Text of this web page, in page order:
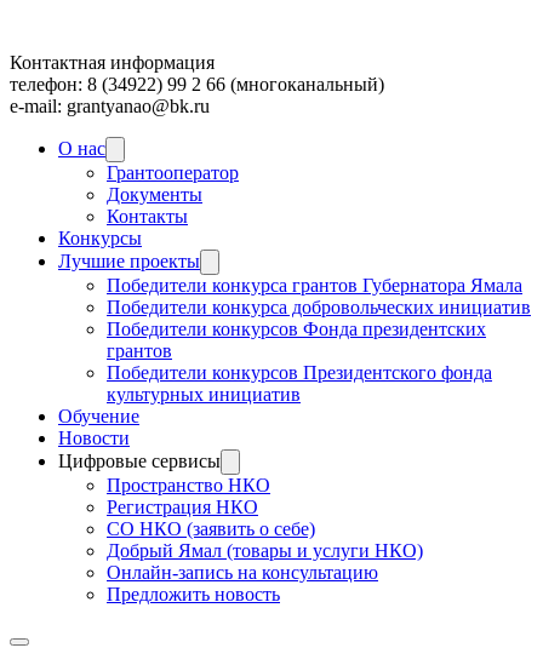
Контактная информация
телефон: 8 (34922) 99 2 66 (многоканальный)
e-mail: grantyanao@bk.ru
О нас
Грантооператор
Документы
Контакты
Конкурсы
Лучшие проекты
Победители конкурса грантов Губернатора Ямала
Победители конкурса добровольческих инициатив
Победители конкурсов Фонда президентских
грантов
Победители конкурсов Президентского фонда
культурных инициатив
Обучение
Новости
Цифровые сервисы
Пространство НКО
Регистрация НКО
СО НКО (заявить о себе)
Добрый Ямал (товары и услуги НКО)
Онлайн-запись на консультацию
Предложить новость